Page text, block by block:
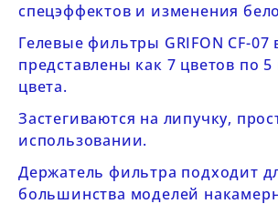
спецэффектов и изменения
Гелевые фильтры GRIFON CF-07
представлены как 7 цветов по
цвета.
Застегиваются на липучку,
использовании.
Держатель фильтра подходит
большинства моделей